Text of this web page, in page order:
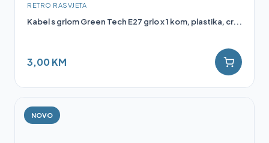
RETRO RASVJETA
Kabel s grlom Green Tech E27 grlo x 1 kom, plastika, cr...
3,00 KM
NOVO